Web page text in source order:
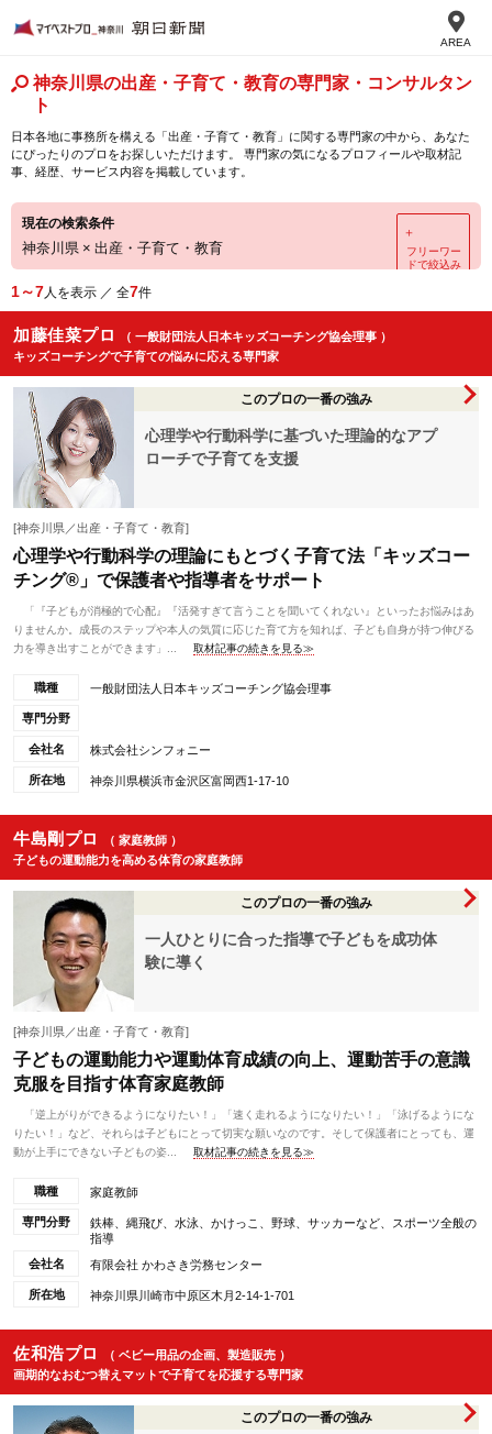
AREA
神奈川県の出産・子育て・教育の専門家・コンサルタン
ト
日本各地に事務所を構える「出産・子育て・教育」に関する専門家の中から、あなた
にぴったりのプロをお探しいただけます。 専門家の気になるプロフィールや取材記
事、経歴、サービス内容を掲載しています。
現在の検索条件
神奈川県 × 出産・子育て・教育
＋
フリーワー
ドで絞込み
1～7人を表示 ／ 全7件
加藤佳菜プロ
（ 一般財団法人日本キッズコーチング協会理事 ）
キッズコーチングで子育ての悩みに応える専門家
このプロの一番の強み
心理学や行動科学に基づいた理論的なアプ
ローチで子育てを支援
[神奈川県／出産・子育て・教育]
心理学や行動科学の理論にもとづく子育て法「キッズコー
チング®」で保護者や指導者をサポート
「『子どもが消極的で心配』『活発すぎて言うことを聞いてくれない』といったお悩みはあ
りませんか。成長のステップや本人の気質に応じた育て方を知れば、子ども自身が持つ伸びる
力を導き出すことができます」...
取材記事の続きを見る≫
職種 一般財団法人日本キッズコーチング協会理事
専門分野
会社名 株式会社シンフォニー
所在地 神奈川県横浜市金沢区富岡西1-17-10
牛島剛プロ
（ 家庭教師 ）
子どもの運動能力を高める体育の家庭教師
このプロの一番の強み
一人ひとりに合った指導で子どもを成功体
験に導く
[神奈川県／出産・子育て・教育]
子どもの運動能力や運動体育成績の向上、運動苦手の意識
克服を目指す体育家庭教師
「逆上がりができるようになりたい！」「速く走れるようになりたい！」「泳げるようにな
りたい！」など、それらは子どもにとって切実な願いなのです。そして保護者にとっても、運
動が上手にできない子どもの姿...
取材記事の続きを見る≫
職種 家庭教師
専門分野
鉄棒、縄飛び、水泳、かけっこ、野球、サッカーなど、スポーツ全般の
指導
会社名
有限会社 かわさき労務センター
所在地 神奈川県川崎市中原区木月2-14-1-701
佐和浩プロ
（ ベビー用品の企画、製造販売 ）
画期的なおむつ替えマットで子育てを応援する専門家
このプロの一番の強み